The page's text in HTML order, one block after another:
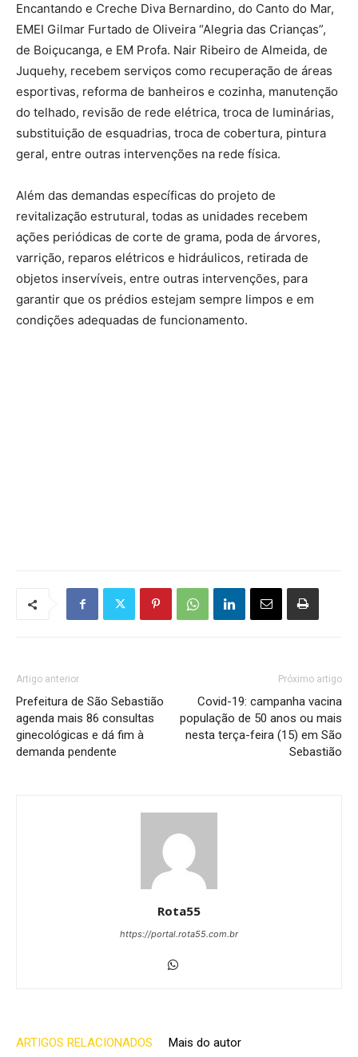
Encantando e Creche Diva Bernardino, do Canto do Mar,
EMEI Gilmar Furtado de Oliveira “Alegria das Crianças”,
de Boiçucanga, e EM Profa. Nair Ribeiro de Almeida, de
Juquehy, recebem serviços como recuperação de áreas
esportivas, reforma de banheiros e cozinha, manutenção
do telhado, revisão de rede elétrica, troca de luminárias,
substituição de esquadrias, troca de cobertura, pintura
geral, entre outras intervenções na rede física.
Além das demandas específicas do projeto de
revitalização estrutural, todas as unidades recebem
ações periódicas de corte de grama, poda de árvores,
varrição, reparos elétricos e hidráulicos, retirada de
objetos inservíveis, entre outras intervenções, para
garantir que os prédios estejam sempre limpos e em
condições adequadas de funcionamento.
Artigo anterior
Prefeitura de São Sebastião
agenda mais 86 consultas
ginecológicas e dá fim à
demanda pendente
Próximo artigo
Covid-19: campanha vacina
população de 50 anos ou mais
nesta terça-feira (15) em São
Sebastião
Rota55
https://portal.rota55.com.br
ARTIGOS RELACIONADOS Mais do autor